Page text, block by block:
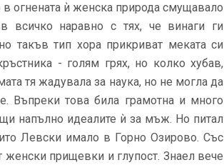
огнената ѝ женска природа смущавало
наравно с тях, че винаги ги
такъв тип хора прикриват меката си
- голям грях, но колко хубав,
тя жадувала за наука, но не могла да
Въпреки това била грамотна и много
напълно идеалите ѝ за мъж. Но питал
Левски имало в Горно Озирово. Със
женски прищевки и глупост. Знаел вече